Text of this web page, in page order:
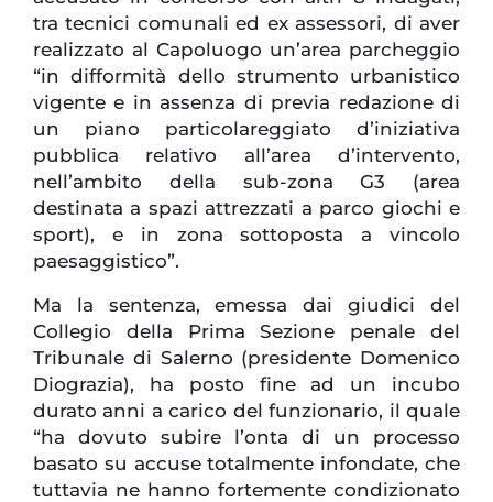
tra tecnici comunali ed ex assessori, di aver
realizzato al Capoluogo un’area parcheggio
“in difformità dello strumento urbanistico
vigente e in assenza di previa redazione di
un piano particolareggiato d’iniziativa
pubblica relativo all’area d’intervento,
nell’ambito della sub-zona G3 (area
destinata a spazi attrezzati a parco giochi e
sport), e in zona sottoposta a vincolo
paesaggistico”.
Ma la sentenza, emessa dai giudici del
Collegio della Prima Sezione penale del
Tribunale di Salerno (presidente Domenico
Diograzia), ha posto fine ad un incubo
durato anni a carico del funzionario, il quale
“ha dovuto subire l’onta di un processo
basato su accuse totalmente infondate, che
tuttavia ne hanno fortemente condizionato